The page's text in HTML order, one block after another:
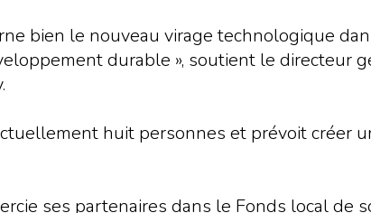
bien le nouveau virage technologique
durable », soutient le directeur
huit personnes et prévoit créer
ses partenaires dans le Fonds local de